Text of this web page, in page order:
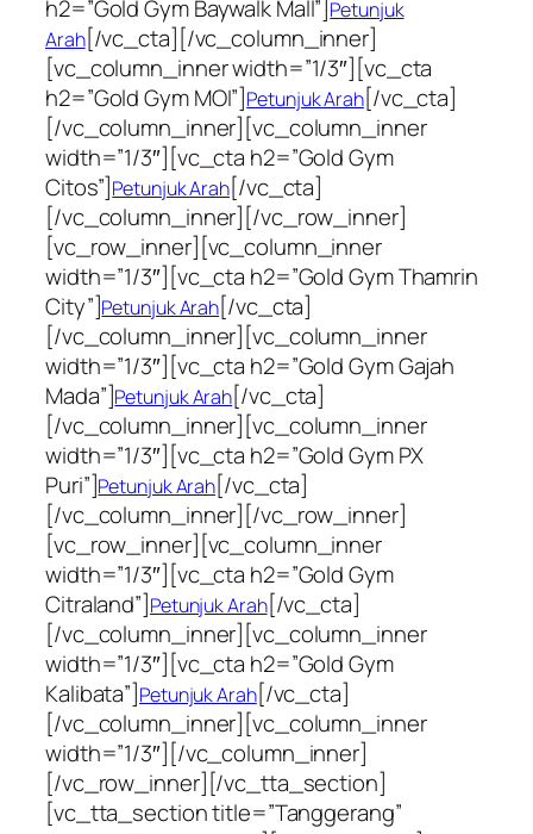
h2=”Gold Gym Baywalk Mall”]Petunjuk
Arah[/vc_cta][/vc_column_inner]
[vc_column_inner width=”1/3″][vc_cta
h2=”Gold Gym MOI”]Petunjuk Arah[/vc_cta]
[/vc_column_inner][vc_column_inner
width=”1/3″][vc_cta h2=”Gold Gym
Citos”]Petunjuk Arah[/vc_cta]
[/vc_column_inner][/vc_row_inner]
[vc_row_inner][vc_column_inner
width=”1/3″][vc_cta h2=”Gold Gym Thamrin
City”]Petunjuk Arah[/vc_cta]
[/vc_column_inner][vc_column_inner
width=”1/3″][vc_cta h2=”Gold Gym Gajah
Mada”]Petunjuk Arah[/vc_cta]
[/vc_column_inner][vc_column_inner
width=”1/3″][vc_cta h2=”Gold Gym PX
Puri”]Petunjuk Arah[/vc_cta]
[/vc_column_inner][/vc_row_inner]
[vc_row_inner][vc_column_inner
width=”1/3″][vc_cta h2=”Gold Gym
Citraland”]Petunjuk Arah[/vc_cta]
[/vc_column_inner][vc_column_inner
width=”1/3″][vc_cta h2=”Gold Gym
Kalibata”]Petunjuk Arah[/vc_cta]
[/vc_column_inner][vc_column_inner
width=”1/3″][/vc_column_inner]
[/vc_row_inner][/vc_tta_section]
[vc_tta_section title=”Tanggerang”